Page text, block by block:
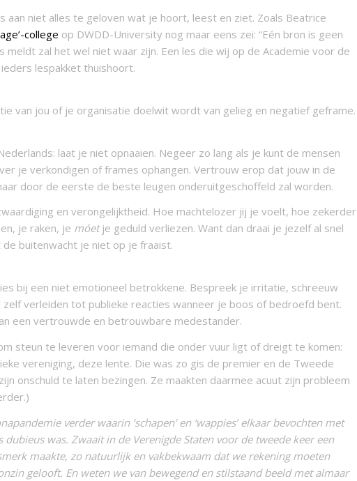
aan niet alles te geloven wat je hoort, leest en ziet. Zoals Beatrice
college op DWDD-University nog maar eens zei: “Eén bron is geen
meldt zal het wel niet waar zijn. Een les die wij op de Academie voor de
lespakket thuishoort.
van jou of je organisatie doelwit wordt van gelieg en negatief geframe.
laat je niet opnaaien. Negeer zo lang als je kunt de mensen
je verkondigen of frames ophangen. Vertrouw erop dat jouw in de
door de eerste de beste leugen onderuitgeschoffeld zal worden.
en verongelijktheid. Hoe machtelozer jij je voelt, hoe zekerder
je raken, je móet je geduld verliezen. Want dan draai je jezelf al snel
buitenwacht je niet op je fraaist.
bij een niet emotioneel betrokkene. Bespreek je irritatie, schreeuw
verleiden tot publieke reacties wanneer je boos of bedroefd bent.
een vertrouwde en betrouwbare medestander.
steun te leveren voor iemand die onder vuur ligt of dreigt te komen:
vereniging, deze lente. Die was zo gis de premier en de Tweede
onschuld te laten bezingen. Ze maakten daarmee acuut zijn probleem
verder waarin ‘schapen’ en ‘wappies’ elkaar bevochten met
was. Zwaait in de Verenigde Staten voor de tweede keer een
maakte, zo natuurlijk en vakbekwaam dat we rekening moeten
gelooft. En weten we van bewegend en stilstaand beeld met almaar